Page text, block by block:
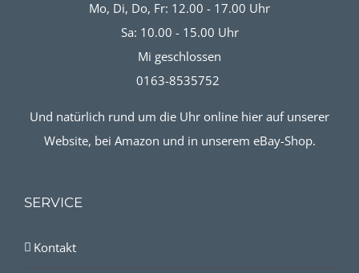
Mo, Di, Do, Fr: 12.00 - 17.00 Uhr
Sa: 10.00 - 15.00 Uhr
Mi geschlossen
0163-8535752
Und natürlich rund um die Uhr online hier auf unserer
Website, bei Amazon und in unserem eBay-Shop.
SERVICE
Kontakt